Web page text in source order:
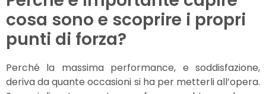
cosa sono e scoprire i propri
punti di forza?
Perché la massima performance, e soddisfazione,
deriva da quante occasioni si ha per metterli all’opera.